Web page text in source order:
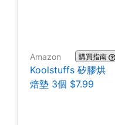
Amazon 購買指南
Koolstuffs 矽膠烘
焙墊 3個 $7.99